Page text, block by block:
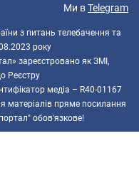
Ми вTelegram
з питань телебачення та
року
зареєстровано як ЗМІ,
Реєстру
медіа – R40-01167
матеріалів пряме посилання
обов'язкове!